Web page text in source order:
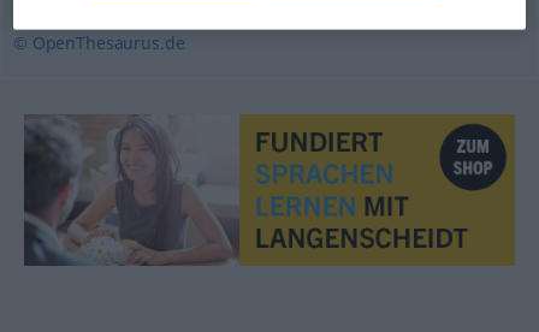
© OpenThesaurus.de